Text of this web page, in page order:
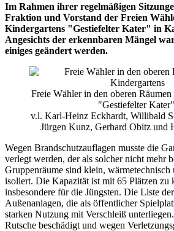
Im Rahmen ihrer regelmäßigen
Fraktion und Vorstand der Freien
Kindergartens "Gestiefelter Kater" in
Angesichts der erkennbaren Mängel
einiges geändert werden.
Freie Wähler in den oberen
"Gestiefelter
v.l. Karl-Heinz Eckhardt, Willibald
Jürgen Kunz, Gerhard Obitz und
Wegen Brandschutzauflagen musste die
verlegt werden, der als solcher nicht mehr
Gruppenräume sind klein, wärmetechnisch
isoliert. Die Kapazität ist mit 65 Plätzen zu
insbesondere für die Jüngsten. Die Liste
Außenanlagen, die als öffentlicher
starken Nutzung mit Verschleiß
Rutsche beschädigt und wegen